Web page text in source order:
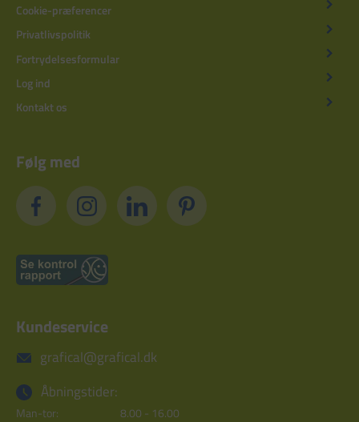
Cookie-præferencer
Privatlivspolitik
Fortrydelsesformular
Log ind
Kontakt os
Følg med
Kundeservice
grafical@grafical.dk
Åbningstider:
Man-tor: 8.00 - 16.00